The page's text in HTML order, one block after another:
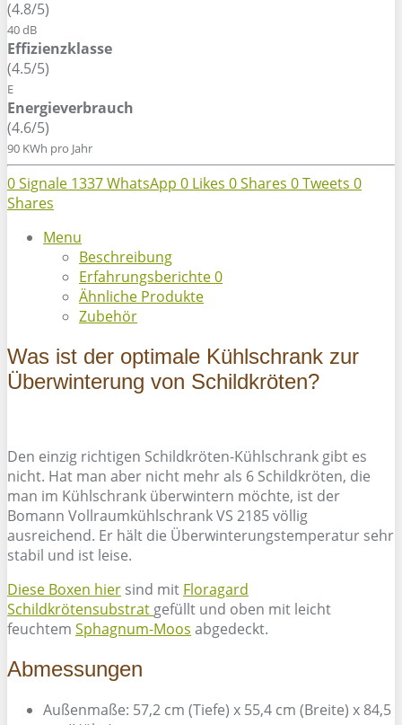
(4.8/5)
40 dB
Effizienzklasse
(4.5/5)
E
Energieverbrauch
(4.6/5)
90 KWh pro Jahr
0Signale 1337WhatsApp 0 Likes 0Shares 0Tweets 0
Shares
Menu
Beschreibung
Erfahrungsberichte0
Ähnliche Produkte
Zubehör
Was ist der optimale Kühlschrank zur
Überwinterung von Schildkröten?
Den einzig richtigen Schildkröten-Kühlschrank gibt es
nicht. Hat man aber nicht mehr als 6 Schildkröten, die
man im Kühlschrank überwintern möchte, ist der
Bomann Vollraumkühlschrank VS 2185 völlig
ausreichend. Er hält die Überwinterungstemperatur sehr
stabil und ist leise.
Diese Boxen hier sind mit Floragard
Schildkrötensubstrat gefüllt und oben mit leicht
feuchtem Sphagnum-Moos abgedeckt.
Abmessungen
Außenmaße: 57,2 cm (Tiefe) x 55,4 cm (Breite) x 84,5